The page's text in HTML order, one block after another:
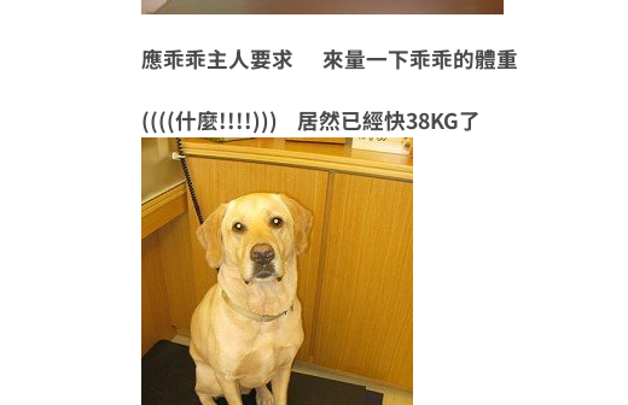
應乖乖主人要求 來量一下乖乖的體重
((((什麼!!!!))) 居然已經快38KG了